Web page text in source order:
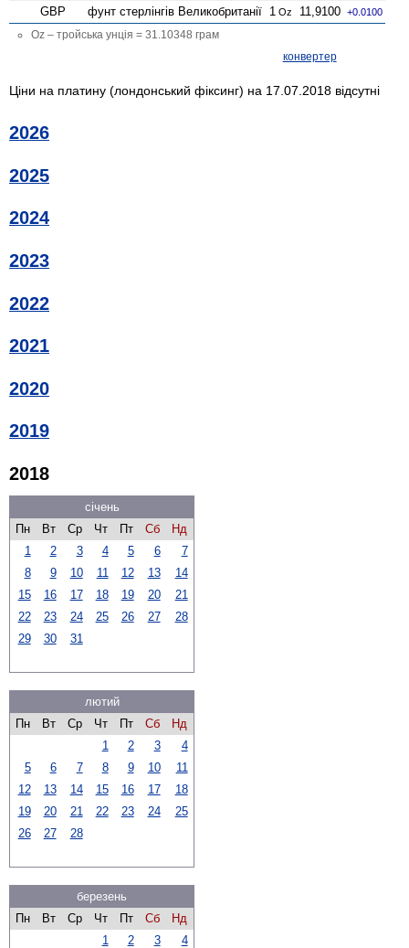
GBP фунт стерлінгів Велико­британії 1 Oz 11,9100 +0.0100
Oz – тройська унція = 31.10348 грам
конвертер
Ціни на платину (лондонський фіксинг) на 17.07.2018 відсутні
2026
2025
2024
2023
2022
2021
2020
2019
2018
січень
Пн
Вт Ср Чт Пт Сб
Нд
1
2 3 4 5 6
7
8
9 10 11 12 13
14
15
16 17 18 19 20
21
22
23 24 25 26 27
28
29
30 31
лютий
Пн
Вт Ср Чт Пт Сб
Нд
1
2 3
4
5
6 7 8 9 10
11
12
13 14 15 16 17
18
19
20 21 22 23 24
25
26
27 28
березень
Пн
Вт Ср Чт Пт Сб
Нд
1
2 3 4